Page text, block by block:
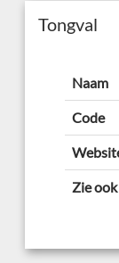
Tongval
Naam
Code
Zie ook